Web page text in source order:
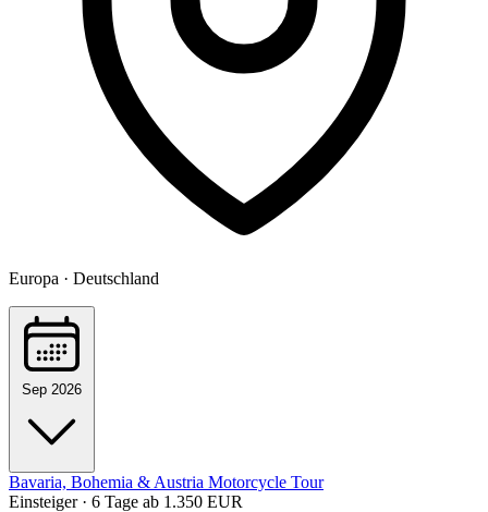
Europa · Deutschland
Sep 2026
Bavaria, Bohemia & Austria Motorcycle Tour
Einsteiger · 6 Tage ab 1.350 EUR